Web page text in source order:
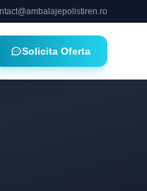
Solicita Oferta